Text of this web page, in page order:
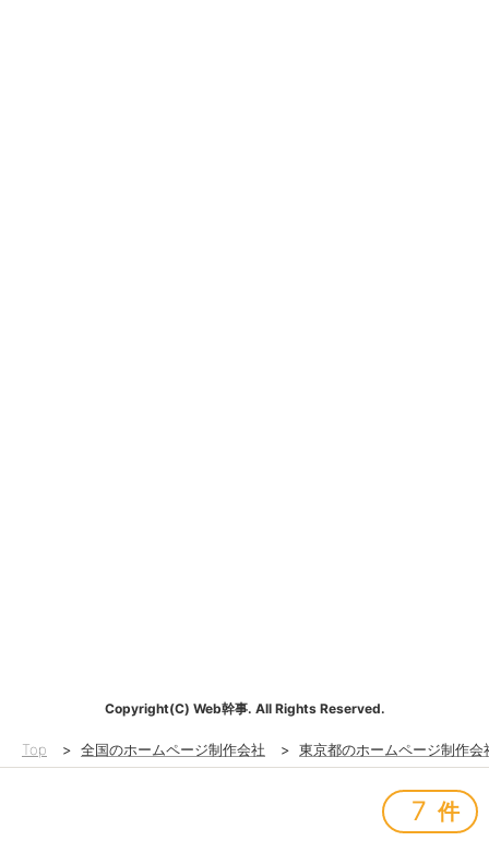
Copyright(C) Web幹事. All Rights Reserved.
Top > 全国のホームページ制作会社 > 東京都のホームページ制作会
7 件